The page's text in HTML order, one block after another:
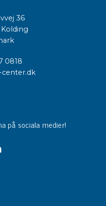
36
0818
center.dk
på sociala medier!